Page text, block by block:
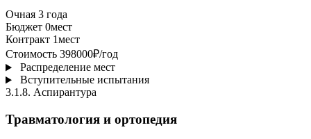
Очная 3 года
Бюджет 0мест
Контракт 1мест
Стоимость 398000₽/год
Распределение мест
Вступительные испытания
3.1.8. Аспирантура
Травматология и ортопедия